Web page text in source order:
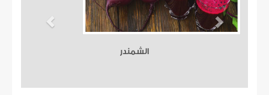
الشمندر